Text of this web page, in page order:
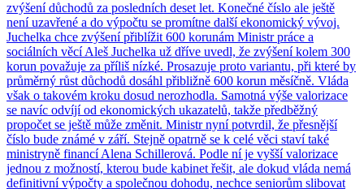
zvýšení důchodů za posledních deset let. Konečné číslo ale ještě
není uzavřené a do výpočtu se promítne další ekonomický vývoj.
Juchelka chce zvýšení přiblížit 600 korunám Ministr práce a
sociálních věcí Aleš Juchelka už dříve uvedl, že zvýšení kolem 300
korun považuje za příliš nízké. Prosazuje proto variantu, při které by
průměrný růst důchodů dosáhl přibližně 600 korun měsíčně. Vláda
však o takovém kroku dosud nerozhodla. Samotná výše valorizace
se navíc odvíjí od ekonomických ukazatelů, takže předběžný
propočet se ještě může změnit. Ministr nyní potvrdil, že přesnější
číslo bude známé v září. Stejně opatrně se k celé věci staví také
ministryně financí Alena Schillerová. Podle ní je vyšší valorizace
jednou z možností, kterou bude kabinet řešit, ale dokud vláda nemá
definitivní výpočty a společnou dohodu, nechce seniorům slibovat